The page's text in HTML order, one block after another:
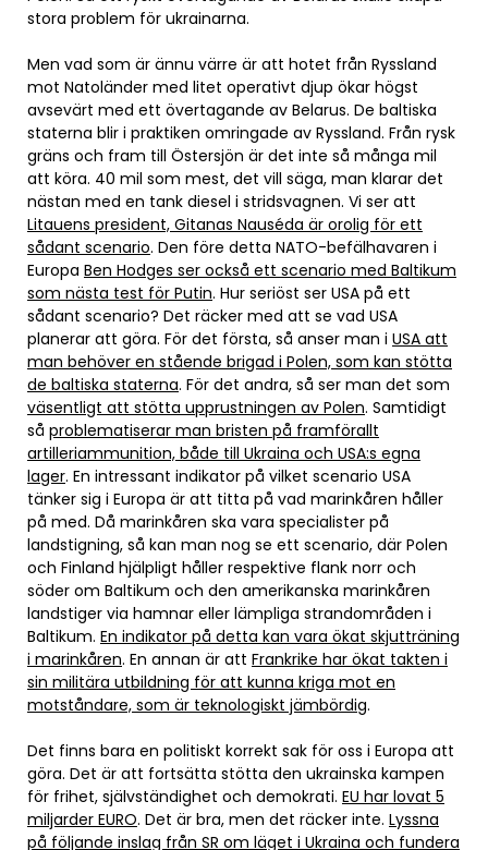
stora problem för ukrainarna.
Men vad som är ännu värre är att hotet från Ryssland
mot Natoländer med litet operativt djup ökar högst
avsevärt med ett övertagande av Belarus. De baltiska
staterna blir i praktiken omringade av Ryssland. Från rysk
gräns och fram till Östersjön är det inte så många mil
att köra. 40 mil som mest, det vill säga, man klarar det
nästan med en tank diesel i stridsvagnen. Vi ser att
Litauens president, Gitanas Nauséda är orolig för ett
sådant scenario. Den före detta NATO-befälhavaren i
Europa Ben Hodges ser också ett scenario med Baltikum
som nästa test för Putin. Hur seriöst ser USA på ett
sådant scenario? Det räcker med att se vad USA
planerar att göra. För det första, så anser man i USA att
man behöver en stående brigad i Polen, som kan stötta
de baltiska staterna. För det andra, så ser man det som
väsentligt att stötta upprustningen av Polen. Samtidigt
så problematiserar man bristen på framförallt
artilleriammunition, både till Ukraina och USA:s egna
lager. En intressant indikator på vilket scenario USA
tänker sig i Europa är att titta på vad marinkåren håller
på med. Då marinkåren ska vara specialister på
landstigning, så kan man nog se ett scenario, där Polen
och Finland hjälpligt håller respektive flank norr och
söder om Baltikum och den amerikanska marinkåren
landstiger via hamnar eller lämpliga strandområden i
Baltikum. En indikator på detta kan vara ökat skjutträning
i marinkåren. En annan är att Frankrike har ökat takten i
sin militära utbildning för att kunna kriga mot en
motståndare, som är teknologiskt jämbördig.
Det finns bara en politiskt korrekt sak för oss i Europa att
göra. Det är att fortsätta stötta den ukrainska kampen
för frihet, självständighet och demokrati. EU har lovat 5
miljarder EURO. Det är bra, men det räcker inte. Lyssna
på följande inslag från SR om läget i Ukraina och fundera